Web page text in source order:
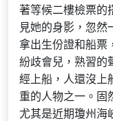
著等候二樓檢票的
見她的身影，忽然
拿出生份證和船票
紛歧會兒，熟習的
經上船，人還沒上
重的人物之一。固
尤其是近期瓊州海